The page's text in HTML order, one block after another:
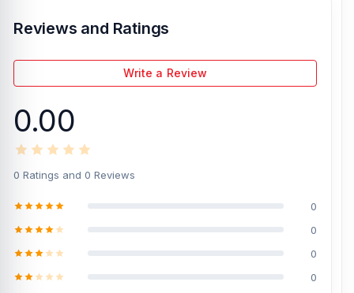
Reviews and Ratings
Write a Review
0.00
0 Ratings and 0 Reviews
0
0
0
0